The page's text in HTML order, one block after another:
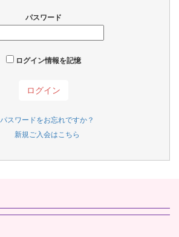
パスワード
ログイン情報を記憶
パスワードをお忘れですか？
新規ご入会はこちら